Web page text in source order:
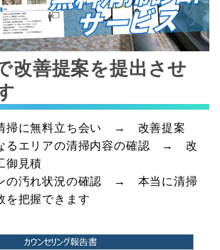
改善提案を提出させ
掃に無料立ち会い → 改善提案
るエリアの清掃内容の確認 → 改
御見積
の汚れ状況の確認 → 本当に清掃
を把握できます